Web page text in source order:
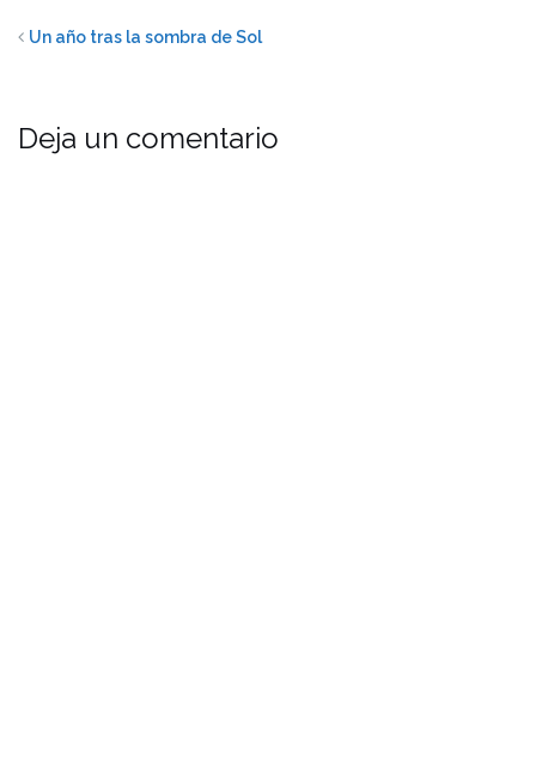
Un año tras la sombra de Sol
Deja un comentario